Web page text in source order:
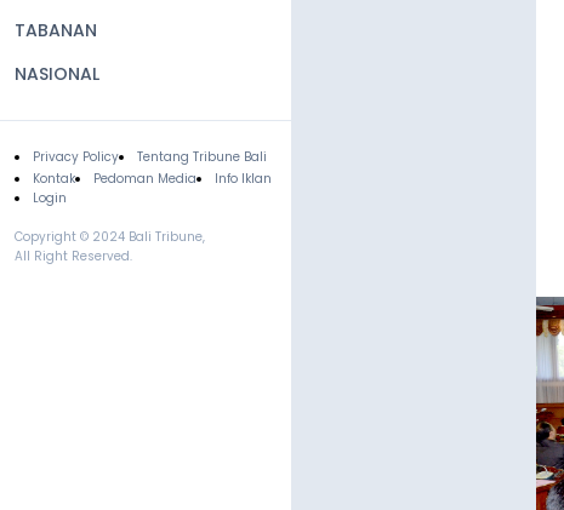
TABANAN
NASIONAL
Footer
Privacy Policy
Tentang Tribune Bali
Kontak
Pedoman Media
Info Iklan
Login
Copyright © 2024 Bali Tribune,
All Right Reserved.